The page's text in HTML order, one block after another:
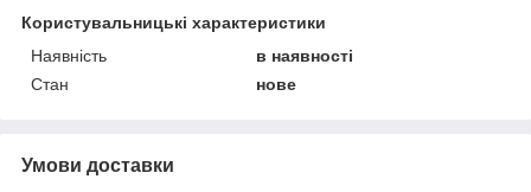
Користувальницькі характеристики
Наявність
в наявності
Стан
нове
Умови доставки